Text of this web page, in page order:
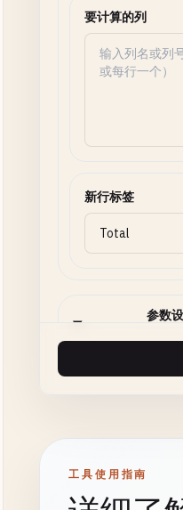
要计算的列
新行标签
参数
运算操作
工具使用指南